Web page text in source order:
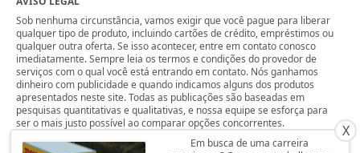
X
Em busca de uma carreira
Sob nenhuma circunstância, vamos exigir que você pague para liberar
qualquer tipo de produto, incluindo cartões de crédito, empréstimos ou
qualquer outra oferta. Se isso acontecer, entre em contato conosco
imediatamente. Sempre leia os termos e condições do provedor de
serviços com o qual você está entrando em contato. Nós ganhamos
dinheiro com publicidade e quando indicamos alguns dos produtos
apresentados neste site. Todas as publicações são baseadas em
pesquisas quantitativas e qualitativas, e nossa equipe se esforça para
ser o mais justo possível ao comparar opções concorrentes.